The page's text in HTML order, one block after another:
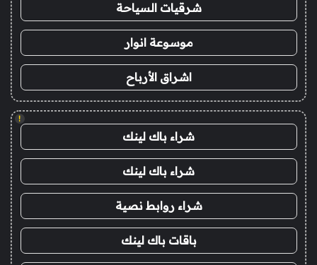
شرقيات السياحة
موسوعة انوار
اشراق الأرباح
!
شراء باك لينك
شراء باك لينك
شراء روابط نصية
باقات باك لينك